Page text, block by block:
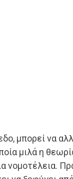
μπορεί να
μιλά η
νομοτέλεια.